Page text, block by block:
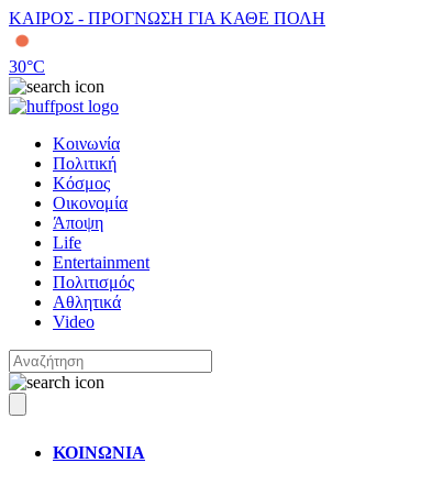
ΚΑΙΡΟΣ - ΠΡΟΓΝΩΣΗ ΓΙΑ ΚΑΘΕ ΠΟΛΗ
30°C
Κοινωνία
Πολιτική
Κόσμος
Οικονομία
Άποψη
Life
Entertainment
Πολιτισμός
Αθλητικά
Video
ΚΟΙΝΩΝΙΑ